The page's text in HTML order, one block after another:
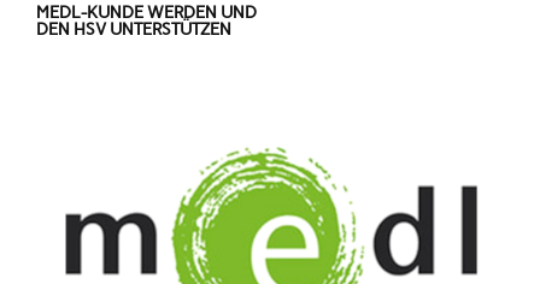
MEDL-KUNDE WERDEN UND
DEN HSV UNTERSTÜTZEN